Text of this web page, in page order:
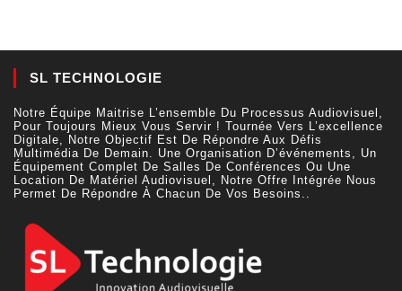
SL TECHNOLOGIE
Notre Équipe Maitrise L’ensemble Du Processus Audiovisuel,
Pour Toujours Mieux Vous Servir ! Tournée Vers L’excellence
Digitale, Notre Objectif Est De Répondre Aux Défis
Multimédia De Demain. Une Organisation D’événements, Un
Équipement Complet De Salles De Conférences Ou Une
Location De Matériel Audiovisuel, Notre Offre Intégrée Nous
Permet De Répondre À Chacun De Vos Besoins..